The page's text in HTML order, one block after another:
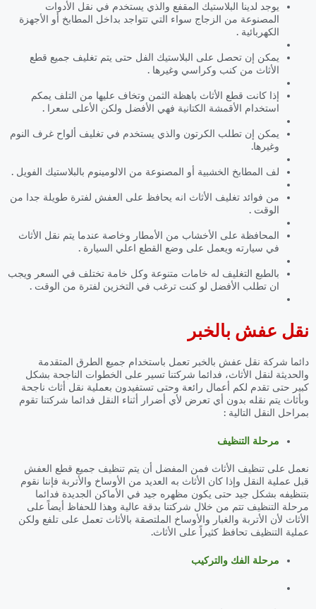
يوجد لدينا البلاستيك المقفع والذي يستخدم في نقل الأدوات
المصنوعة من الزجاج سواء التي تتواجد بداخل المطابخ أو الأجهزة
الكهربائية .
يمكن إن تحصل على البلاستيك الفل حتى يتم تغليف جميع قطع
الأثاث من كنب وكراسي وغيرها .
إذا كانت قطع الأثاث باهظة الثمن وتخاف عليها من التلف يمكم
استخدام الأقمشة الكتانية فهي الأفضل ولكن الأعلى سعرا .
يمكن إن تطلب الكرتون والذي يستخدم في تغليف ألواح غرف النوم
وغيرها.
لف المطابخ الخشبية أو المصنوعة من الالومينوم بالبلاستيك الفويل .
من فوائد تغليف الأثاث انه يحافظ على العفش لفترة طويلة جدا من
الوقت .
المحافظة على الأخشاب من الأمطار وخاصة عندما يتم نقل الأثاث
في سيارته ويعمل على وضع القطع اعلي السيارة .
بالطبع التغليف له خامات متنوعة وكل خامة تختلف في السعر ويجب
ان تطلب الأفضل لو كنت ترغب في التخزين لفترة من الوقت .
نقل عفش بالخبر
دائما شركة نقل عفش بالخبر تعمل باستخدام جميع الطرق المتقدمة
والحديثة لنقل الأثاث، فدائما شركتنا تسير على الخطوات الناجحة بشكل
كبير حتى تقدم لكم أعمال رائعة وحتى تستفيدون بعملية نقل أثاث ناجحة
وبأثاث يتم نقله بدون أي تعرض لأي أضرار أثناء النقل فدائما شركتنا تقوم
بمراحل النقل التالية :
مرحلة التنظيف
نعمل على تنظيف الأثاث فمن المفضل أن يتم تنظيف جميع قطع العفش
قبل عملية النقل وإذا كان الأثاث به العديد من الأوساخ والأتربة فإننا نقوم
بتنظيفه بشكل جيد حتى يكون مظهره جيد في الأماكن الجديدة فدائما
مرحلة التنظيف تتم من خلال شركتنا بدقة عالية وهذا للحفاظ أيضاً على
الأثاث لأن الأتربة والغبار والأوساخ الملتصقة بالأثاث تعمل على تلفع ولكن
عملية التنظيف تحافظ كثيراً على الأثاث.
مرحلة الفك والتركيب